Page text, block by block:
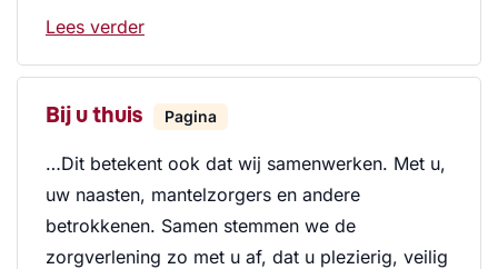
Lees verder
Bij u thuis Pagina
…Dit betekent ook dat wij samenwerken. Met u,
uw naasten, mantelzorgers en andere
betrokkenen. Samen stemmen we de
zorgverlening zo met u af, dat u plezierig, veilig